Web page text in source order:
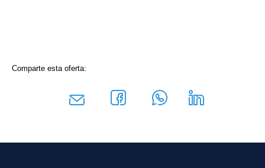
Comparte esta oferta: